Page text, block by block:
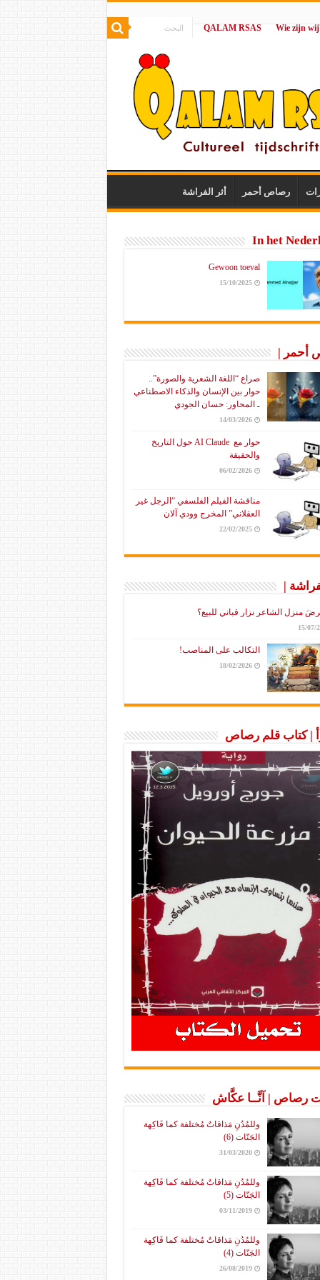
|
QALAM RSAS
رصاص أحمر أثر الفراشة
In het
Gewoon toeval
15/10/2025
أحمر |
صراع “اللغة الشعرية والصورة”..
حوار بين الإنسان والذكاء الاصطناعي
ـ المحاور: حسان الجودي
14/03/2026
حوار مع AI Claude حول التاريخ
والحقيقة
06/02/2026
مناقشة الفيلم الفلسفي “الرجل غير
العقلاني” المخرج وودي آلان
22/02/2025
|
منزل الشاعر نزار قباني للبيع؟
15/07/
التكالب على المناصب!
18/02/2026
| كتاب قلم رصاص
رصاص | آنَّــا عكَّاش
وللمُدُنِ مَذاقاتٌ مُختلفة كما فَاكِهة
الجَنّات (6)
31/03/2020
وللمُدُنِ مَذاقاتٌ مُختلفة كما فَاكِهة
الجَنّات (5)
03/11/2019
وللمُدُنِ مَذاقاتٌ مُختلفة كما فَاكِهة
الجَنّات (4)
26/08/2019